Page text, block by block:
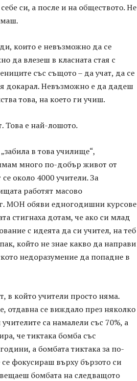
си, а после и на обществото. Не
които е невъзможно да се
да влезеш в класната стая с
със същото – да учат, да се
докарал. Невъзможно е да дадеш
това, на което ги учиш.
Това е най-лошото.
в това училище“,
много по-добър живот от
около 4000 учители. За
работят масово
МОН обяви едногодишни курсове
стигнаха дотам, че ако си млад
с идеята да си учител, на теб
който не знае какво да направи
недоразумение да попадне в
в който учители просто няма.
отдавна се виждало през няколко
са намалели със 70%, а
че тиктака бомба със
а бомбата тиктака за по-
фокусираш върху бързото си
бомбата на следващото